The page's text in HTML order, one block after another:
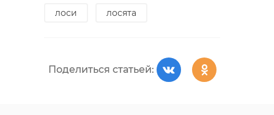
лоси лосята
Поделиться статьей: